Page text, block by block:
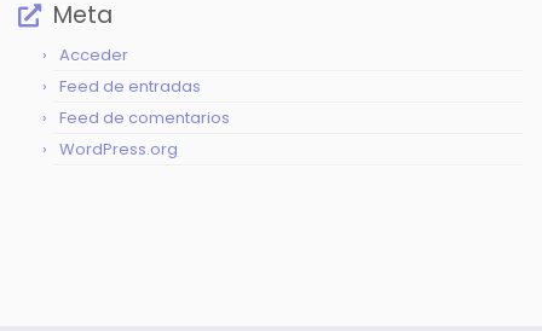
Meta
Acceder
Feed de entradas
Feed de comentarios
WordPress.org